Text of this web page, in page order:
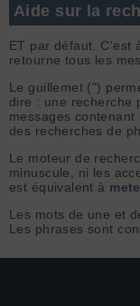
Aide sur la
ET par défaut. C'est
retourne tous les
Le guillemet (")
dire : une recherche
messages
des recherches de
Le moteur de
minuscule, ni les
est équivalent à
Les mots de une et
Les phrases sont